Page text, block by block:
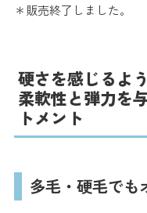
＊販売終了しました。
硬さを感じるよ
柔軟性と弾力を
トメント
多毛・硬毛でも